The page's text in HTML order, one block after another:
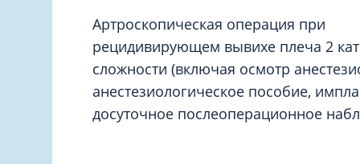
Иммунология
Инфекционные заболевания
Кардиология
Клиническая психология
Артроскопическая операция при
рецидивирующем вывихе плеча 2
сложности (включая осмотр
анестезиологическое пособие,
досуточное послеоперационное